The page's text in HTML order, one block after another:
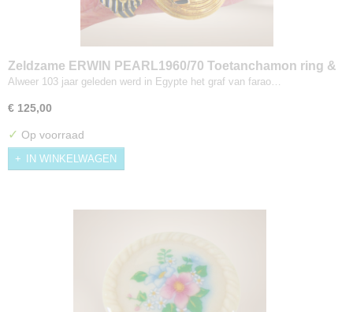
Zeldzame ERWIN PEARL1960/70 Toetanchamon ring &
hanger/broche set
Alweer 103 jaar geleden werd in Egypte het graf van farao…
€ 125,00
✓ Op voorraad
IN WINKELWAGEN